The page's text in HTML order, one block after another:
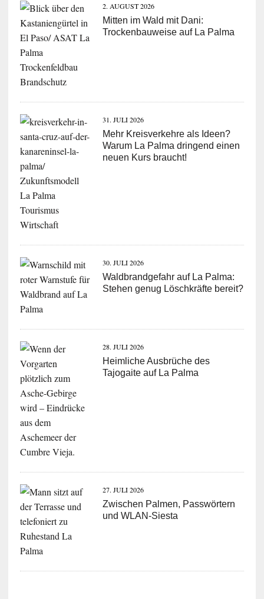
2. AUGUST 2026
Mitten im Wald mit Dani:
Trockenbauweise auf La Palma
31. JULI 2026
Mehr Kreisverkehre als Ideen?
Warum La Palma dringend einen
neuen Kurs braucht!
30. JULI 2026
Waldbrandgefahr auf La Palma:
Stehen genug Löschkräfte bereit?
28. JULI 2026
Heimliche Ausbrüche des
Tajogaite auf La Palma
27. JULI 2026
Zwischen Palmen, Passwörtern
und WLAN-Siesta